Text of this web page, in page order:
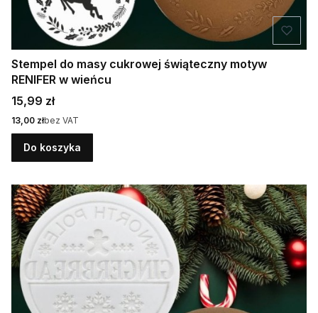
Stempel do masy cukrowej świąteczny motyw
RENIFER w wieńcu
Cena
15,99 zł
Cena
13,00 złbez VAT
Do koszyka